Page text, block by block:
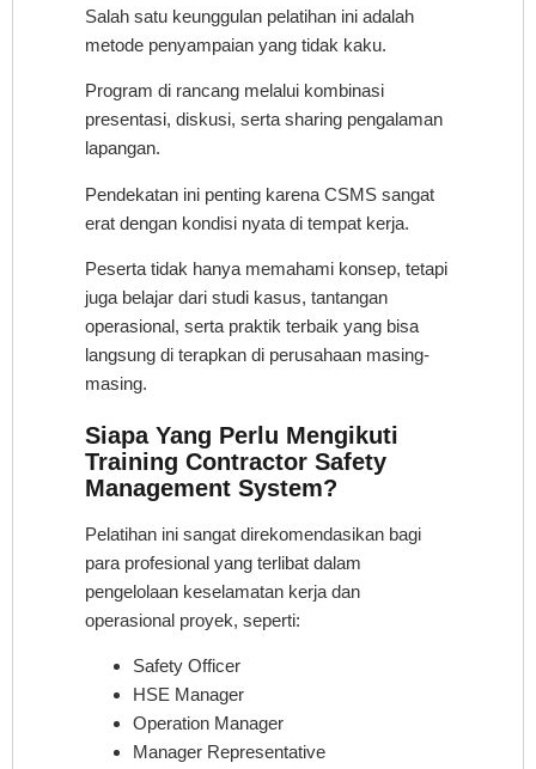
Salah satu keunggulan pelatihan ini adalah
metode penyampaian yang tidak kaku.
Program di rancang melalui kombinasi
presentasi, diskusi, serta sharing pengalaman
lapangan.
Pendekatan ini penting karena CSMS sangat
erat dengan kondisi nyata di tempat kerja.
Peserta tidak hanya memahami konsep, tetapi
juga belajar dari studi kasus, tantangan
operasional, serta praktik terbaik yang bisa
langsung di terapkan di perusahaan masing-
masing.
Siapa Yang Perlu Mengikuti
Training Contractor Safety
Management System?
Pelatihan ini sangat direkomendasikan bagi
para profesional yang terlibat dalam
pengelolaan keselamatan kerja dan
operasional proyek, seperti:
Safety Officer
HSE Manager
Operation Manager
Manager Representative